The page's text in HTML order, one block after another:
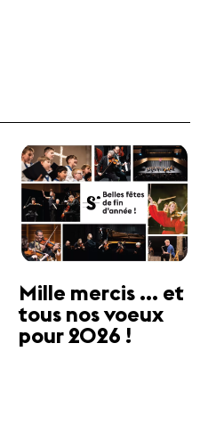
Mille mercis ... et
tous nos voeux
pour 2026 !